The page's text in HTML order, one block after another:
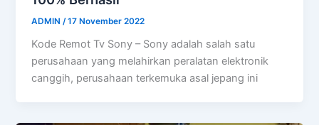
ADMIN /17 November 2022
Kode Remot Tv Sony – Sony adalah salah satu
perusahaan yang melahirkan peralatan elektronik
canggih, perusahaan terkemuka asal jepang ini